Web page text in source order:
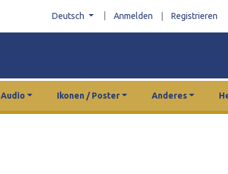
Deutsch Anmelden Registrieren
Audio Ikonen / Poster Anderes